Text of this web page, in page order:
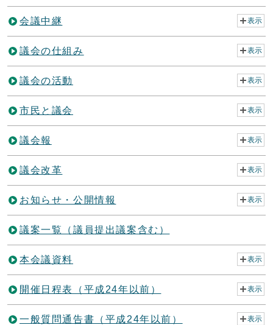
会議中継 表示
議会の仕組み 表示
議会の活動 表示
市民と議会 表示
議会報 表示
議会改革 表示
お知らせ・公開情報 表示
議案一覧（議員提出議案含む）
本会議資料 表示
開催日程表（平成24年以前） 表示
一般質問通告書（平成24年以前） 表示